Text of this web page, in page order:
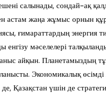
салынады, сондай-ақ
жаңа жұмыс орнын
ғимараттардың энергия
мәселелері
айқын. Планетамыздың
Экономикалық өсімді
Қазақстан үшін де